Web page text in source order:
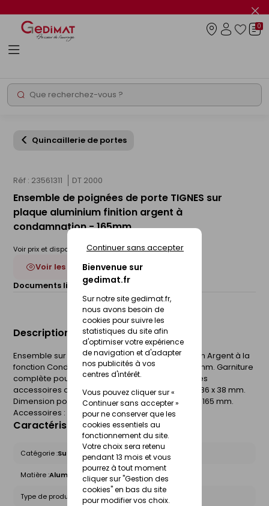
Bienvenue sur
gedimat.fr
Sur notre site gedimat.fr,
nous avons besoin de
cookies pour suivre les
statistiques du site afin
d'optimiser votre expérience
de navigation et d'adapter
nos publicités à vos
centres d'intérêt.
Vous pouvez cliquer sur «
Continuer sans accepter »
pour ne conserver que les
cookies essentiels au
fonctionnement du site.
Votre choix sera retenu
pendant 13 mois et vous
pourrez à tout moment
cliquer sur "Gestion des
cookies" en bas du site
pour modifier vos choix.
Continuer sans accepter
le
info
Rechercher
0
Quincaillerie de portes
Réf : 23561311 DT 2000
Ensemble de poignées de porte TIGNES sur
plaque aluminium finition argent à
condamnation - 165mm
Voir prix et disponibilité en magasin
Voir les 3 déclinaisons
Documents liés :
Fiche technique
Description du produit
Ensemble sur Plaque TIGNES en Aluminium finition Argent à la
fonction Conda avec entraxe de fixation de 165 mm. Garniture
complète pour porte, soit les deux côtés, avec les
accessoires de montage. Dimensions plaque : 186 x 38 mm.
Dimension poignée : 110 mm. Entraxe de fixation : 165 mm.
Accessoires : carré de 7 mm et vis relieuses.
Caractéristiques du produit
Catégorie :Sur plaque
Matière :Aluminium
Type de produit : Poignées de porte